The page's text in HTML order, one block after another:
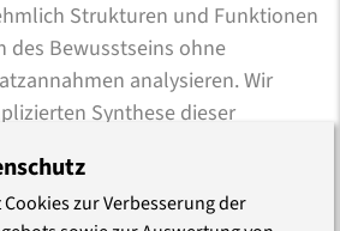
Strukturen und Funktionen
des Bewusstseins ohne
analysieren. Wir
Synthese dieser
Betrachtung.
zur Verbesserung der